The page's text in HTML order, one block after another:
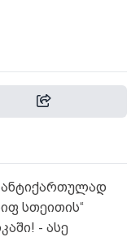
ანტიქართულად
სთეითის“
- ასე